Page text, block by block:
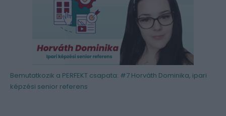
Bemutatkozik a PERFEKT csapata: #7 Horváth Dominika, ipari
képzési senior referens